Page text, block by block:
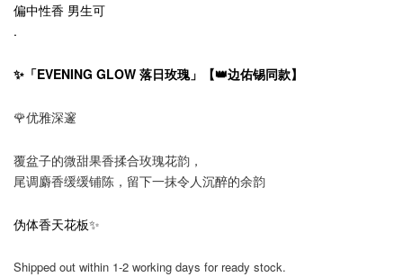
偏中性香 男生可
.
✨「EVENING GLOW 落日玫瑰」【👑边佑锡同款】
🌹优雅深邃
覆盆子的微甜果香揉合玫瑰花韵，
尾调麝香缓缓铺陈，留下一抹令人沉醉的余韵
伪体香天花板✨
Shipped out within 1-2 working days for ready stock.